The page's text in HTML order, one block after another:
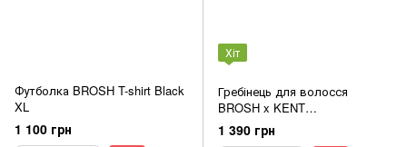
Футболка BROSH T-shirt Black
XL
1 100 грн
Хіт
Гребінець для волосся
BROSH x KENT
COLLABORATION AFRO COMB
1 390 грн